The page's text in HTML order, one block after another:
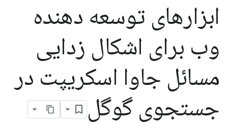
ابزارهای توسعه دهنده
وب برای اشکال زدایی
مسائل جاوا اسکریپت در
جستجوی گوگل